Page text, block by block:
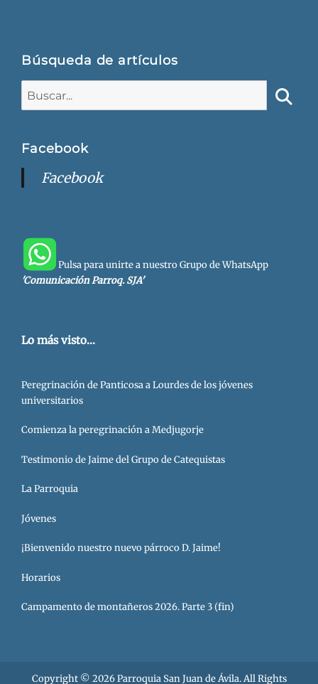
Búsqueda de artículos
Facebook
Facebook
Pulsa para unirte a nuestro Grupo de WhatsApp
'Comunicación Parroq. SJA'
Lo más visto...
Peregrinación de Panticosa a Lourdes de los jóvenes
universitarios
Comienza la peregrinación a Medjugorje
Testimonio de Jaime del Grupo de Catequistas
La Parroquia
Jóvenes
¡Bienvenido nuestro nuevo párroco D. Jaime!
Horarios
Campamento de montañeros 2026. Parte 3 (fin)
Copyright © 2026Parroquia San Juan de Ávila. All Rights